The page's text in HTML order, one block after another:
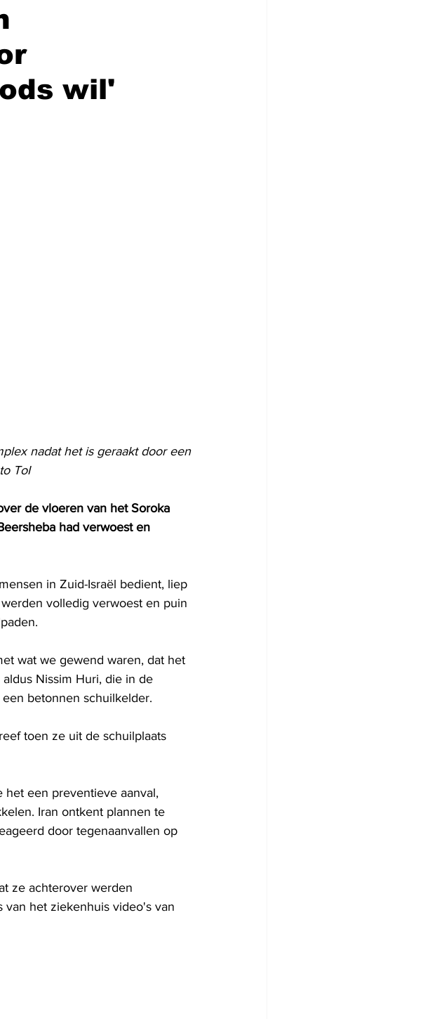
wil'
nadat het is geraakt door een
ToI
de vloeren van het Soroka
had verwoest en
in Zuid-Israël bedient, liep
volledig verwoest en puin
wat we gewend waren, dat het
Nissim Huri, die in de
betonnen schuilkelder.
toen ze uit de schuilplaats
het een preventieve aanval,
Iran ontkent plannen te
door tegenaanvallen op
ze achterover werden
het ziekenhuis video's van